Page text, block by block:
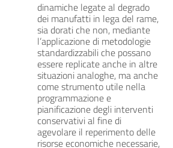
dinamiche legate al degrado
dei manufatti in lega del rame,
sia dorati che non, mediante
l’applicazione di metodologie
standardizzabili che possano
essere replicate anche in altre
situazioni analoghe, ma anche
come strumento utile nella
programmazione e
pianificazione degli interventi
conservativi al fine di
agevolare il reperimento delle
risorse economiche necessarie,